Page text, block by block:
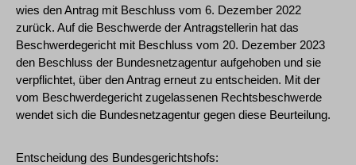
wies den Antrag mit Beschluss vom 6. Dezember 2022
zurück. Auf die Beschwerde der Antragstellerin hat das
Beschwerdegericht mit Beschluss vom 20. Dezember 2023
den Beschluss der Bundesnetzagentur aufgehoben und sie
verpflichtet, über den Antrag erneut zu entscheiden. Mit der
vom Beschwerdegericht zugelassenen Rechtsbeschwerde
wendet sich die Bundesnetzagentur gegen diese Beurteilung.
Entscheidung des Bundesgerichtshofs: